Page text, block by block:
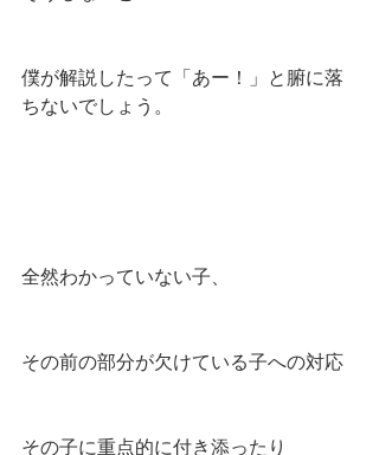
僕が解説したって「あー！」と腑に落
ちないでしょう。
全然わかっていない子、
その前の部分が欠けている子への対応
その子に重点的に付き添ったり